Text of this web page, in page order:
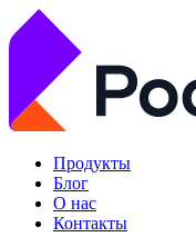
Продукты
Блог
О нас
Контакты